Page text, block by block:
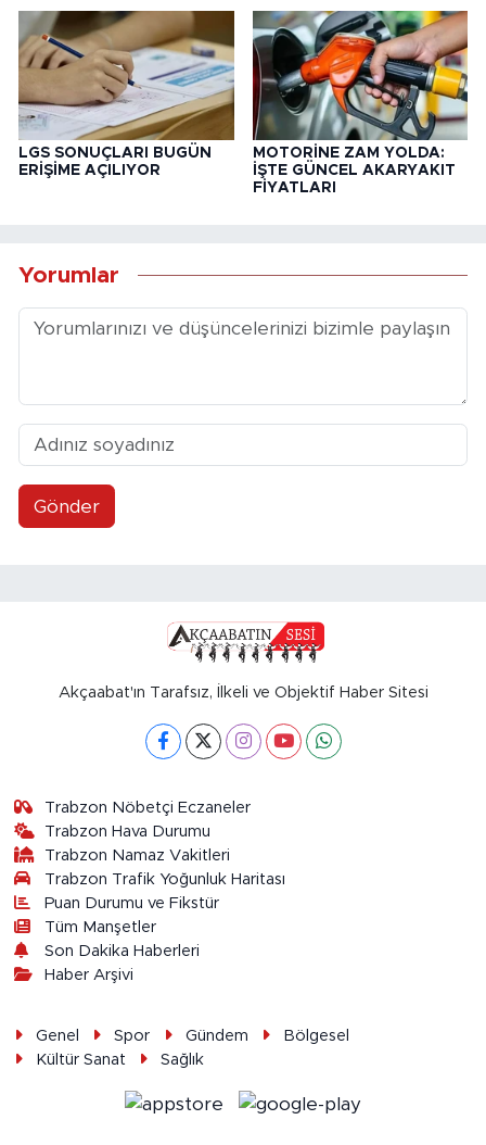
LGS SONUÇLARI BUGÜN
ERİŞİME AÇILIYOR
MOTORİNE ZAM YOLDA:
İŞTE GÜNCEL AKARYAKIT
FİYATLARI
Yorumlar
Gönder
Akçaabat'ın Tarafsız, İlkeli ve Objektif Haber Sitesi
Trabzon Nöbetçi Eczaneler
Trabzon Hava Durumu
Trabzon Namaz Vakitleri
Trabzon Trafik Yoğunluk Haritası
Puan Durumu ve Fikstür
Tüm Manşetler
Son Dakika Haberleri
Haber Arşivi
Genel Spor Gündem
Bölgesel
Kültür Sanat
Sağlık